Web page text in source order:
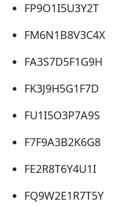
​FP9O1I5U3Y2T
​FM6N1B8V3C4X
​FA3S7D5F1G9H
​FK3J9H5G1F7D
​FU1I5O3P7A9S
​F7F9A3B2K6G8
​FE2R8T6Y4U1I
​FQ9W2E1R7T5Y